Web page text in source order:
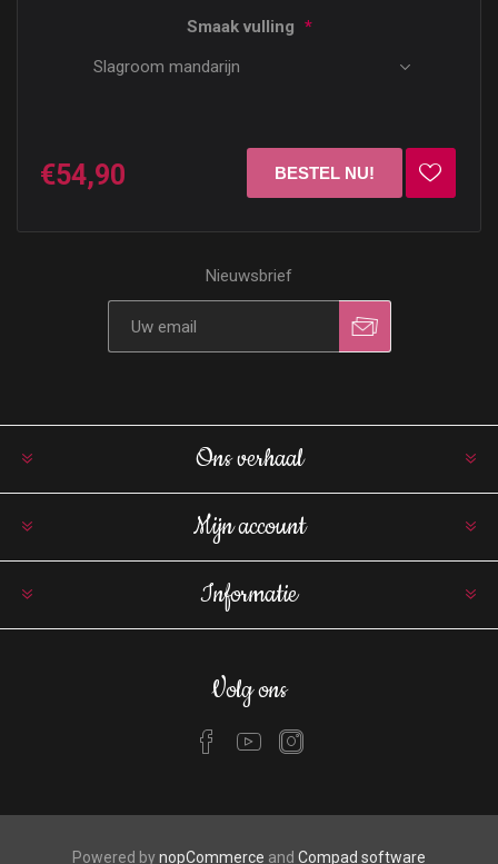
Smaak vulling *
€54,90
Nieuwsbrief
Ons verhaal
Mijn account
Informatie
Volg ons
Powered bynopCommerce and Compad software